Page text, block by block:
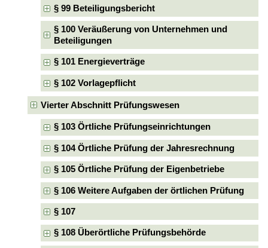
§ 99 Beteiligungsbericht
§ 100 Veräußerung von Unternehmen und
Beteiligungen
§ 101 Energieverträge
§ 102 Vorlagepflicht
Vierter Abschnitt Prüfungswesen
§ 103 Örtliche Prüfungseinrichtungen
§ 104 Örtliche Prüfung der Jahresrechnung
§ 105 Örtliche Prüfung der Eigenbetriebe
§ 106 Weitere Aufgaben der örtlichen Prüfung
§ 107
§ 108 Überörtliche Prüfungsbehörde